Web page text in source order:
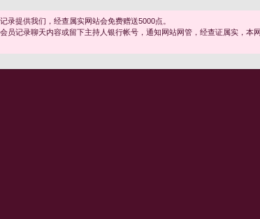
录提供我们，经查属实网站会免费赠送5000点。
员记录聊天内容或留下主持人银行帐号，通知网站网管，经查证属实，本